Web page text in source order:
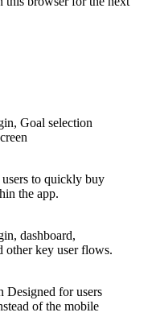
Goal selection
to quickly buy
the app.
dashboard,
other key user flows.
Designed for users
of the mobile